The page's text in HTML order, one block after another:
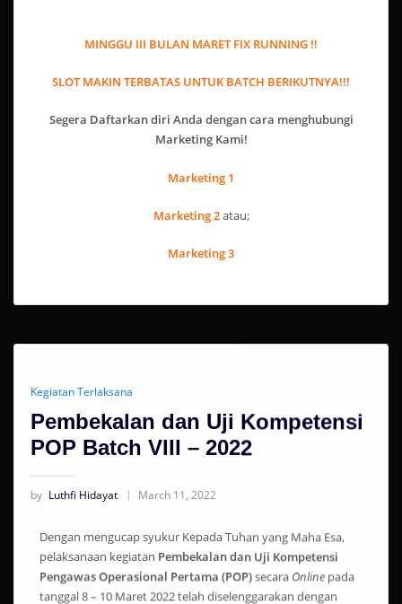
MINGGU III BULAN MARET FIX RUNNING !!
SLOT MAKIN TERBATAS UNTUK BATCH BERIKUTNYA!!!
Segera Daftarkan diri Anda dengan cara menghubungi
Marketing Kami!
Marketing 1
Marketing 2atau;
Marketing 3
Kegiatan Terlaksana
Pembekalan dan Uji Kompetensi
POP Batch VIII – 2022
by Luthfi Hidayat March 11, 2022
Dengan mengucap syukur Kepada Tuhan yang Maha Esa,
pelaksanaan kegiatan Pembekalan dan Uji Kompetensi
Pengawas Operasional Pertama (POP)secara Onlinepada
tanggal 8 – 10 Maret 2022 telah diselenggarakan dengan